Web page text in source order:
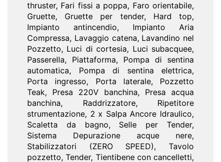
thruster, Fari fissi a poppa, Faro orientabile,
Gruette, Gruette per tender, Hard top,
Impianto antincendio, Impianto Aria
Compressa, Lavaggio catena, Lavandino nel
Pozzetto, Luci di cortesia, Luci subacquee,
Passerella, Piattaforma, Pompa di sentina
automatica, Pompa di sentina elettrica,
Porta ingresso, Porta laterale, Pozzetto
Teak, Presa 220V banchina, Presa acqua
banchina, Raddrizzatore, Ripetitore
strumentazione, 2 x Salpa Ancore Idraulico,
Scaletta da bagno, Selle per Tender,
Sistema Depurazione acque nere,
Stabilizzatori (ZERO SPEED), Tavolo
pozzetto, Tender, Tientibene con cancelletti,